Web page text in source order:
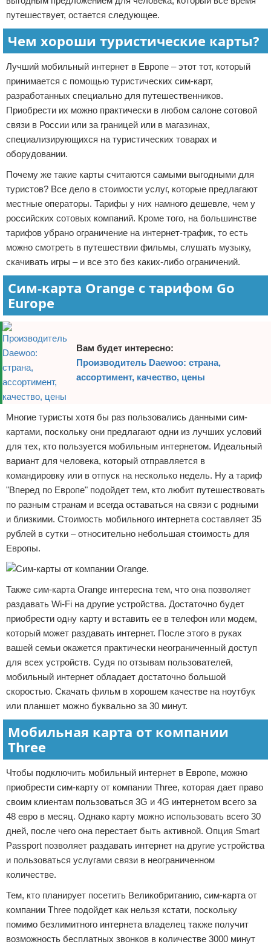
путешествует, остается следующее.
Чем хороши туристические карты?
Лучший мобильный интернет в Европе – этот тот, который
принимается с помощью туристических сим-карт,
разработанных специально для путешественников.
Приобрести их можно практически в любом салоне сотовой
связи в России или за границей или в магазинах,
специализирующихся на туристических товарах и
оборудовании.
Почему же такие карты считаются самыми выгодными для
туристов? Все дело в стоимости услуг, которые предлагают
местные операторы. Тарифы у них намного дешевле, чем у
российских сотовых компаний. Кроме того, на большинстве
тарифов убрано ограничение на интернет-трафик, то есть
можно смотреть в путешествии фильмы, слушать музыку,
скачивать игры – и все это без каких-либо ограничений.
Сим-карта Orange с тарифом Go
Europe
Вам будет интересно:
Производитель Daewoo: страна,
ассортимент, качество, цены
Многие туристы хотя бы раз пользовались данными сим-
картами, поскольку они предлагают одни из лучших условий
для тех, кто пользуется мобильным интернетом. Идеальный
вариант для человека, который отправляется в
командировку или в отпуск на несколько недель. Ну а тариф
"Вперед по Европе" подойдет тем, кто любит путешествовать
по разным странам и всегда оставаться на связи с родными
и близкими. Стоимость мобильного интернета составляет 35
рублей в сутки – относительно небольшая стоимость для
Европы.
Также сим-карта Orange интересна тем, что она позволяет
раздавать Wi-Fi на другие устройства. Достаточно будет
приобрести одну карту и вставить ее в телефон или модем,
который может раздавать интернет. После этого в руках
вашей семьи окажется практически неограниченный доступ
для всех устройств. Судя по отзывам пользователей,
мобильный интернет обладает достаточно большой
скоростью. Скачать фильм в хорошем качестве на ноутбук
или планшет можно буквально за 30 минут.
Мобильная карта от компании
Three
Чтобы подключить мобильный интернет в Европе, можно
приобрести сим-карту от компании Three, которая дает право
своим клиентам пользоваться 3G и 4G интернетом всего за
48 евро в месяц. Однако карту можно использовать всего 30
дней, после чего она перестает быть активной. Опция Smart
Passport позволяет раздавать интернет на другие устройства
и пользоваться услугами связи в неограниченном
количестве.
Тем, кто планирует посетить Великобританию, сим-карта от
компании Three подойдет как нельзя кстати, поскольку
помимо безлимитного интернета владелец также получит
возможность бесплатных звонков в количестве 3000 минут